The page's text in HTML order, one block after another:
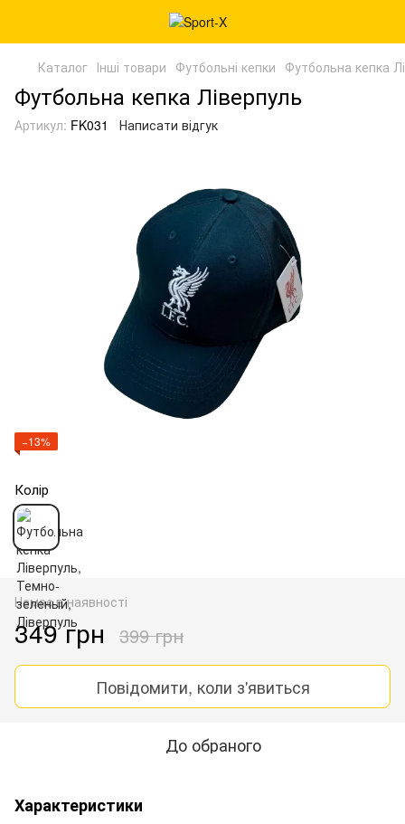
Каталог Інші товари Футбольні кепки Футбольна кепка
Футбольна кепка Ліверпуль
Артикул: FK031 Написати відгук
−13%
Колір
Немає в наявності
349 грн 399 грн
Повідомити, коли з'явиться
До обраного
Характеристики